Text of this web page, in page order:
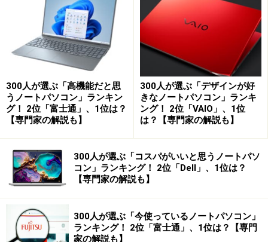
外部ディスプレイを接続し、デスクトップ画面を拡
張する
動画などをテレビで表示して大画面で楽しむ
このような用途が代表的な例です。
特にデスクトップ画面の拡張は、低コストで手軽に利便
性が大幅に向上するので、ノートパソコンを自宅や事務
所の机の上など、固定場所で使う機会が多い場合は一度
試してみてください。もう手放せなくなると思います。
接続方法はノートパソコンの出力端子にケーブルを接続
すれば接続先のディスプレイにもパソコンの画面が表示
されます。表示内容を設定する場合は、OSの設定画面で
300人が選ぶ「高機能だと思
うノートパソコン」ランキン
グ！ 2位「富士通」、1位は？
【専門家の解説も】
300人が選ぶ「デザインが好
きなノートパソコン」ランキ
ング！ 2位「VAIO」、1位
は？【専門家の解説も】
300人が選ぶ「コスパがいいと思うノートパソ
コン」ランキング！ 2位「Dell」、1位は？
【専門家の解説も】
300人が選ぶ「今使っているノートパソコン」
ランキング！ 2位「富士通」、1位は？【専門
家の解説も】